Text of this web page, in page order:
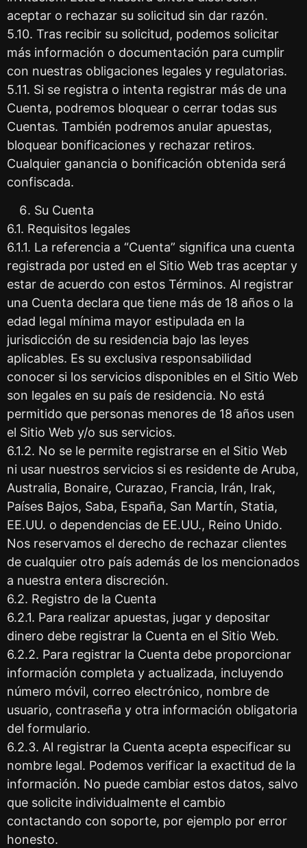
aceptar o rechazar su solicitud sin dar razón.
5.10. Tras recibir su solicitud, podemos solicitar
más información o documentación para cumplir
con nuestras obligaciones legales y regulatorias.
5.11. Si se registra o intenta registrar más de una
Cuenta, podremos bloquear o cerrar todas sus
Cuentas. También podremos anular apuestas,
bloquear bonificaciones y rechazar retiros.
Cualquier ganancia o bonificación obtenida será
confiscada.
Su Cuenta
6.1. Requisitos legales
6.1.1. La referencia a “Cuenta” significa una cuenta
registrada por usted en el Sitio Web tras aceptar y
estar de acuerdo con estos Términos. Al registrar
una Cuenta declara que tiene más de 18 años o la
edad legal mínima mayor estipulada en la
jurisdicción de su residencia bajo las leyes
aplicables. Es su exclusiva responsabilidad
conocer si los servicios disponibles en el Sitio Web
son legales en su país de residencia. No está
permitido que personas menores de 18 años usen
el Sitio Web y/o sus servicios.
6.1.2. No se le permite registrarse en el Sitio Web
ni usar nuestros servicios si es residente de Aruba,
Australia, Bonaire, Curazao, Francia, Irán, Irak,
Países Bajos, Saba, España, San Martín, Statia,
EE.UU. o dependencias de EE.UU., Reino Unido.
Nos reservamos el derecho de rechazar clientes
de cualquier otro país además de los mencionados
a nuestra entera discreción.
6.2. Registro de la Cuenta
6.2.1. Para realizar apuestas, jugar y depositar
dinero debe registrar la Cuenta en el Sitio Web.
6.2.2. Para registrar la Cuenta debe proporcionar
información completa y actualizada, incluyendo
número móvil, correo electrónico, nombre de
usuario, contraseña y otra información obligatoria
del formulario.
6.2.3. Al registrar la Cuenta acepta especificar su
nombre legal. Podemos verificar la exactitud de la
información. No puede cambiar estos datos, salvo
que solicite individualmente el cambio
contactando con soporte, por ejemplo por error
honesto.